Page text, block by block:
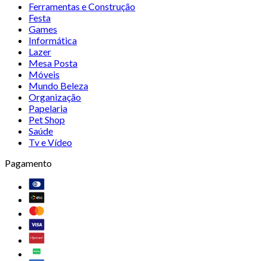
Ferramentas e Construção
Festa
Games
Informática
Lazer
Mesa Posta
Móveis
Mundo Beleza
Organização
Papelaria
Pet Shop
Saúde
Tv e Vídeo
Pagamento